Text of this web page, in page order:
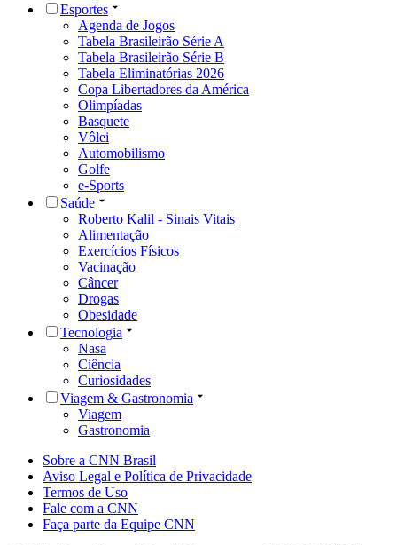
Esportes
Agenda de Jogos
Tabela Brasileirão Série A
Tabela Brasileirão Série B
Tabela Eliminatórias 2026
Copa Libertadores da América
Olimpíadas
Basquete
Vôlei
Automobilismo
Golfe
e-Sports
Saúde
Roberto Kalil - Sinais Vitais
Alimentação
Exercícios Físicos
Vacinação
Câncer
Drogas
Obesidade
Tecnologia
Nasa
Ciência
Curiosidades
Viagem & Gastronomia
Viagem
Gastronomia
Sobre a CNN Brasil
Aviso Legal e Política de Privacidade
Termos de Uso
Fale com a CNN
Faça parte da Equipe CNN